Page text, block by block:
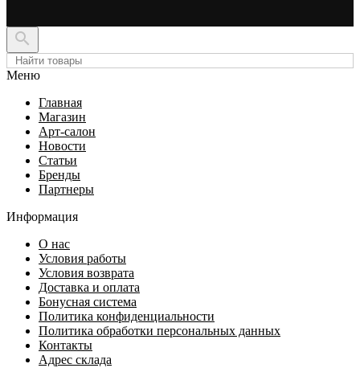

Меню
Главная
Магазин
Арт-салон
Новости
Статьи
Бренды
Партнеры
Информация
О нас
Условия работы
Условия возврата
Доставка и оплата
Бонусная система
Политика конфиденциальности
Политика обработки персональных данных
Контакты
Адрес склада